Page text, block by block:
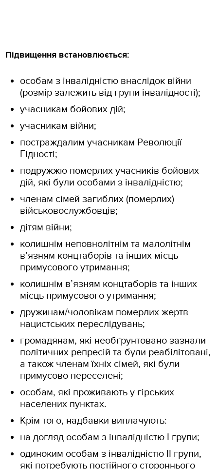
Підвищення встановлюється:
особам з інвалідністю внаслідок війни
(розмір залежить від групи інвалідності);
учасникам бойових дій;
учасникам війни;
постраждалим учасникам Революції
Гідності;
подружжю померлих учасників бойових
дій, які були особами з інвалідністю;
членам сімей загиблих (померлих)
військовослужбовців;
дітям війни;
колишнім неповнолітнім та малолітнім
в’язням концтаборів та інших місць
примусового утримання;
колишнім в’язням концтаборів та інших
місць примусового утримання;
дружинам/чоловікам померлих жертв
нацистських переслідувань;
громадянам, які необґрунтовано зазнали
політичних репресій та були реабілітовані,
а також членам їхніх сімей, які були
примусово переселені;
особам, які проживають у гірських
населених пунктах.
Крім того, надбавки виплачують:
на догляд особам з інвалідністю І групи;
одиноким особам з інвалідністю ІІ групи,
які потребують постійного стороннього